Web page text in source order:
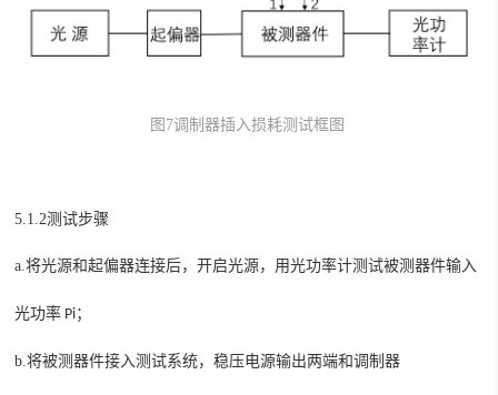
图 7调制器插入损耗测试框图
5.1.2测试步骤
a.将光源和起偏器连接后，开启光源， 用光功率计测试被测器件输入
光功率 Pi；
b.将被测器件接入测试系统，稳压电源输出两端和调制器